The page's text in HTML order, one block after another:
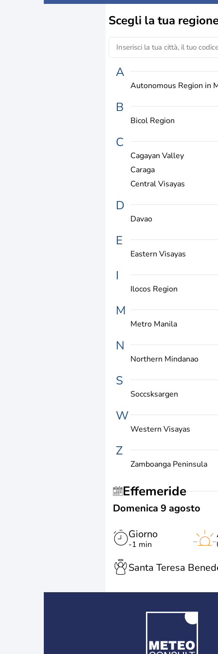
Scegli la tua
A
Autonomous Region in
B
Bicol Region
C
Cagayan Valley
Caraga
Central Visayas
D
Davao
E
Eastern Visayas
I
Ilocos Region
M
Metro Manila
N
Northern Mindanao
S
Soccsksargen
W
Western Visayas
Z
Zamboanga Peninsula
Effemeride
Domenica 9 agosto
Giorno
-1 min
Santa Teresa